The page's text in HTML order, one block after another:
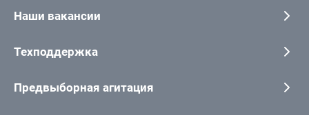
Наши вакансии
Техподдержка
Предвыборная агитация